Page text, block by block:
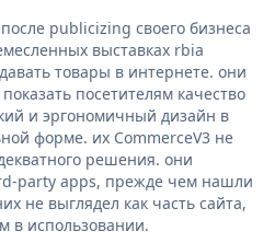
publicizing своего бизнеса
выставках rbia
товары в интернете. они
посетителям качество
и эргономичный дизайн в
форме. их CommerceV3 не
решения. они
party apps, прежде чем нашли
не выглядел как часть сайта,
в использовании.